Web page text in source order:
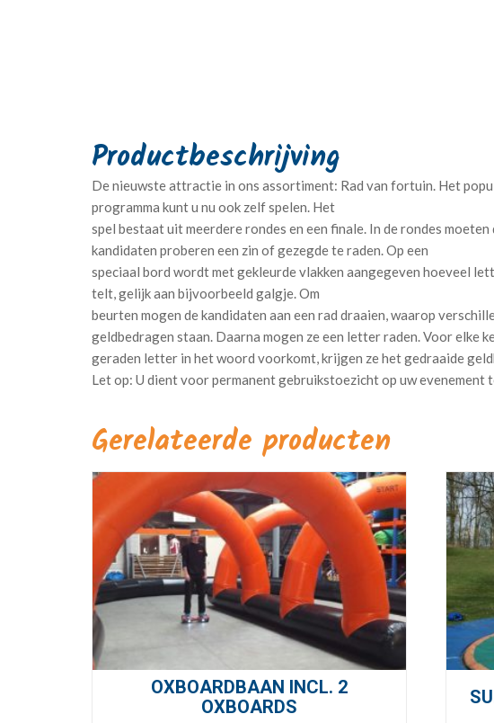
De nieuwste attractie in ons assortiment: Rad van fortuin. Het
programma kunt u nu ook zelf spelen. Het
spel bestaat uit meerdere rondes en een finale. In de rondes moeten
kandidaten proberen een zin of gezegde te raden. Op een
speciaal bord wordt met gekleurde vlakken aangegeven hoeveel
telt, gelijk aan bijvoorbeeld galgje. Om
beurten mogen de kandidaten aan een rad draaien, waarop
geldbedragen staan. Daarna mogen ze een letter raden. Voor elke
geraden letter in het woord voorkomt, krijgen ze het gedraaide
Gerelateerde producten
OXBOARDBAAN INCL. 2
OXBOARDS